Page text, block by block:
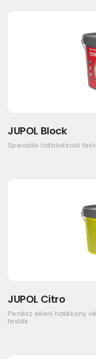
JUPOL Block
Speciális foltblokkoló
JUPOL Citro
Penész elleni hatékony
festék